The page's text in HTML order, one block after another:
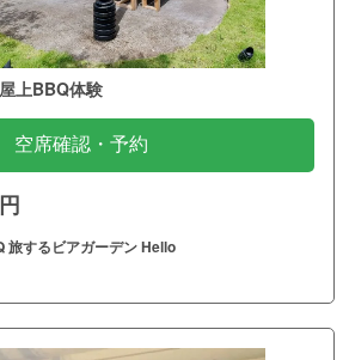
上BBQ体験
空席確認・予約
旅するビアガーデン Hello